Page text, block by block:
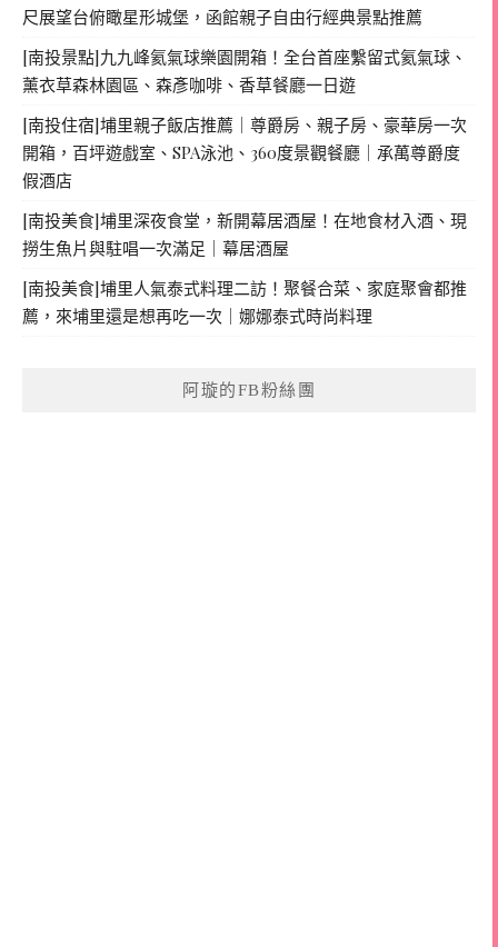
尺展望台俯瞰星形城堡，函館親子自由行經典景點推薦
[南投景點]九九峰氦氣球樂園開箱！全台首座繫留式氦氣球、
薰衣草森林園區、森彥咖啡、香草餐廳一日遊
[南投住宿]埔里親子飯店推薦｜尊爵房、親子房、豪華房一次
開箱，百坪遊戲室、SPA泳池、360度景觀餐廳｜承萬尊爵度
假酒店
[南投美食]埔里深夜食堂，新開幕居酒屋！在地食材入酒、現
撈生魚片與駐唱一次滿足｜幕居酒屋
[南投美食]埔里人氣泰式料理二訪！聚餐合菜、家庭聚會都推
薦，來埔里還是想再吃一次｜娜娜泰式時尚料理
阿璇的FB粉絲團